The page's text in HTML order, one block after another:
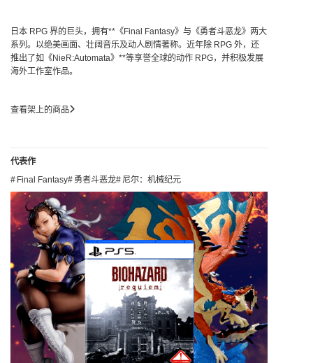
日本 RPG 界的巨头，拥有**《Final Fantasy》与《勇者斗恶龙》两大
系列。以绝美画面、壮阔音乐及动人剧情著称。近年除 RPG 外，还
推出了如《NieR:Automata》**等享誉全球的动作 RPG，并积极发展
海外工作室作品。
查看架上的商品
代表作
Final Fantasy
勇者斗恶龙 尼尔：机械纪元